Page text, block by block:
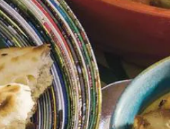
Kies producten